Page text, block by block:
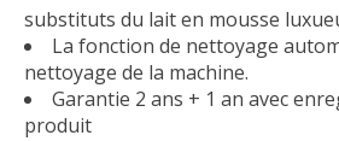
substituts du lait en mousse
La fonction de nettoyage
nettoyage de la machine.
Garantie 2 ans + 1 an avec
produit